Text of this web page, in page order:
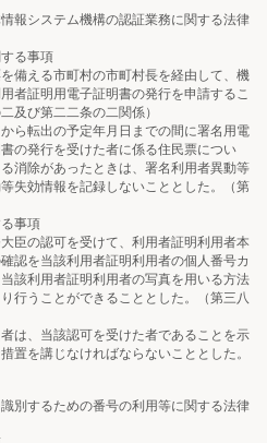
報システム機構の認証業務に関する法律
る事項
える市町村の市町村長を経由して、機
者証明用電子証明書の発行を申請するこ
及び第二二条の二関係）
転出の予定年月日までの間に署名用電
の発行を受けた者に係る住民票につい
消除があったときは、署名利用者異動等
失効情報を記録しないこととした。（第
事項
の認可を受けて、利用者証明利用者本
認を当該利用者証明利用者の個人番号カ
該利用者証明利用者の写真を用いる方法
行うことができることとした。（第三八
、当該認可を受けた者であることを示
置を講じなければならないこととした。
別するための番号の利用等に関する法律